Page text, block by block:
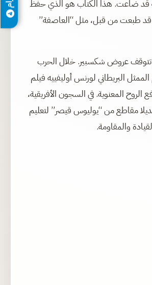
قد ضاعت. هذا الكتاب هو الذي حفظ
قد طبعت من قبل، مثل “العاصفة”
تتوقف عروض شكسبير. خلال الحرب
الممثل البريطاني لورنس أوليفييه فيلم
المعنوية. في السجون الأفريقية،
مقاطع من “يوليوس قيصر” لتعليم
والمقاومة.